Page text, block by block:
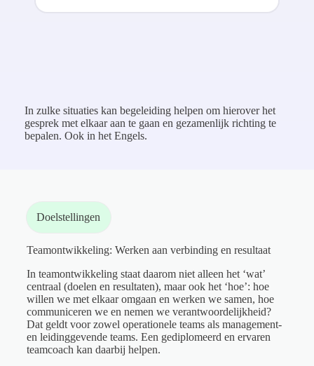
In zulke situaties kan begeleiding helpen om hierover het
gesprek met elkaar aan te gaan en gezamenlijk richting te
bepalen. Ook in het Engels.
Doelstellingen
Teamontwikkeling: Werken aan verbinding en resultaat
In teamontwikkeling staat daarom niet alleen het ‘wat’
centraal (doelen en resultaten), maar ook het ‘hoe’: hoe
willen we met elkaar omgaan en werken we samen, hoe
communiceren we en nemen we verantwoordelijkheid?
Dat geldt voor zowel operationele teams als management-
en leidinggevende teams. Een gediplomeerd en ervaren
teamcoach kan daarbij helpen.